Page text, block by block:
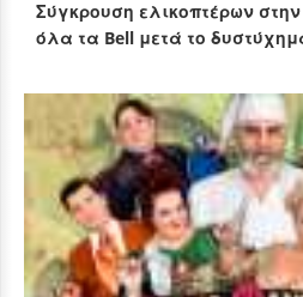
Σύγκρουση ελικοπτέρων
όλα τα Bell μετά το